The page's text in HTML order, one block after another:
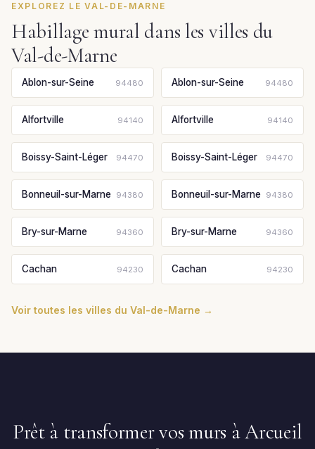
EXPLOREZ LE VAL-DE-MARNE
Habillage mural dans les villes du
Val-de-Marne
Ablon-sur-Seine 94480 Ablon-sur-Seine 94480
Alfortville 94140 Alfortville 94140
Boissy-Saint-Léger 94470 Boissy-Saint-Léger 94470
Bonneuil-sur-Marne 94380 Bonneuil-sur-Marne 94380
Bry-sur-Marne 94360 Bry-sur-Marne 94360
Cachan 94230 Cachan 94230
Voir toutes les villes du Val-de-Marne →
Prêt à transformer vos murs à Arcueil